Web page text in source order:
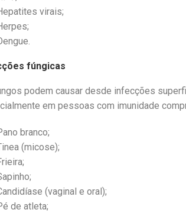
virais;
fúngicas
podem causar desde infecções
em pessoas com imunidade
branco;
(micose);
(vaginal e oral);
de atleta;